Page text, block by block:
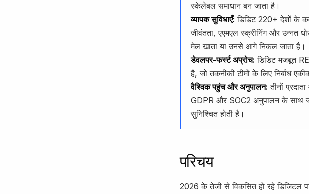
स्केलेबल समाधान बन जाता है।
व्यापक सुविधाएँ: डिडिट 220+ देशों के
जीवंतता, एएमएल स्क्रीनिंग और उन्नत
मेल खाता या उनसे आगे निकल जाता है।
डेवलपर-फर्स्ट अप्रोच: डिडिट मजबूत
है, जो तकनीकी टीमों के लिए निर्बाध
वैश्विक पहुंच और अनुपालन: तीनों
GDPR और SOC2 अनुपालन के साथ
सुनिश्चित होती है।
परिचय
2026 के तेजी से विकसित हो रहे डिजिटल